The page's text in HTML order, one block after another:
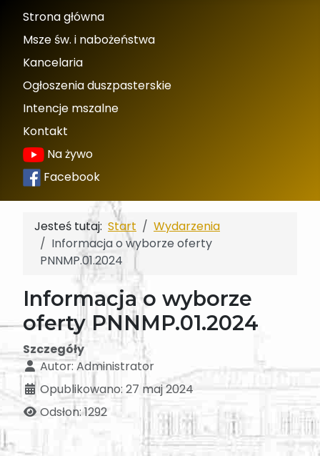
Strona główna
Msze św. i nabożeństwa
Kancelaria
Ogłoszenia duszpasterskie
Intencje mszalne
Kontakt
Na żywo
Facebook
Jesteś tutaj: Start
Wydarzenia
Informacja o wyborze oferty
PNNMP.01.2024
Informacja o wyborze
oferty PNNMP.01.2024
Szczegóły
Autor:Administrator
Opublikowano: 27 maj 2024
Odsłon: 1292